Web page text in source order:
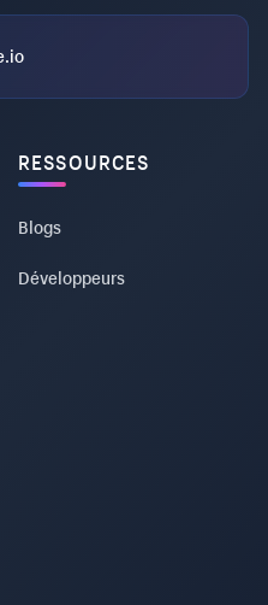
RESSOURCES
Blogs
Développeurs